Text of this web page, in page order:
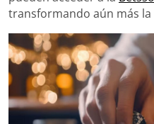
transformando aún más